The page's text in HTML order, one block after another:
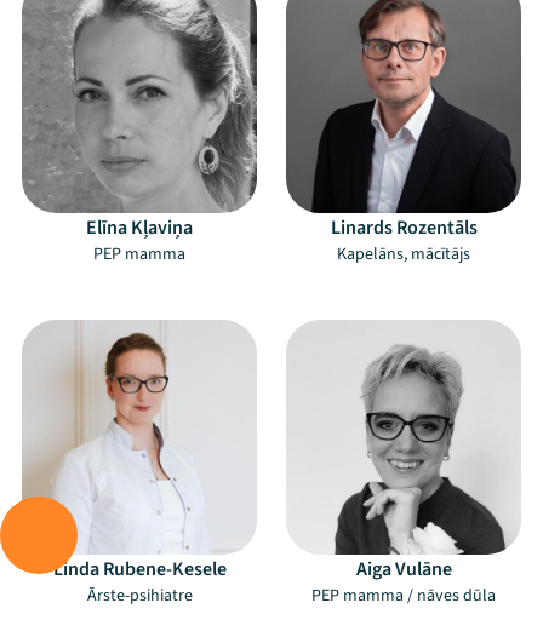
Elīna Kļaviņa
PEP mamma
Linards Rozentāls
Kapelāns, mācītājs
Linda Rubene-Kesele
Ārste-psihiatre
Aiga Vulāne
PEP mamma / nāves dūla